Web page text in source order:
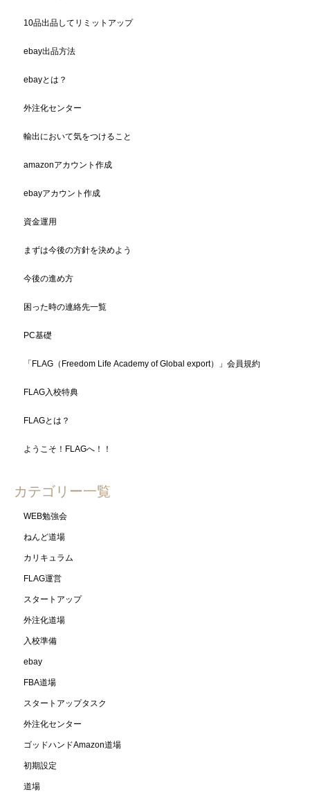
10品出品してリミットアップ
ebay出品方法
ebayとは？
外注化センター
輸出において気をつけること
amazonアカウント作成
ebayアカウント作成
資金運用
まずは今後の方針を決めよう
今後の進め方
困った時の連絡先一覧
PC基礎
「FLAG（Freedom Life Academy of Global export）」会員規約
FLAG入校特典
FLAGとは？
ようこそ！FLAGへ！！
カテゴリー一覧
WEB勉強会
ねんど道場
カリキュラム
FLAG運営
スタートアップ
外注化道場
入校準備
ebay
FBA道場
スタートアップタスク
外注化センター
ゴッドハンドAmazon道場
初期設定
道場